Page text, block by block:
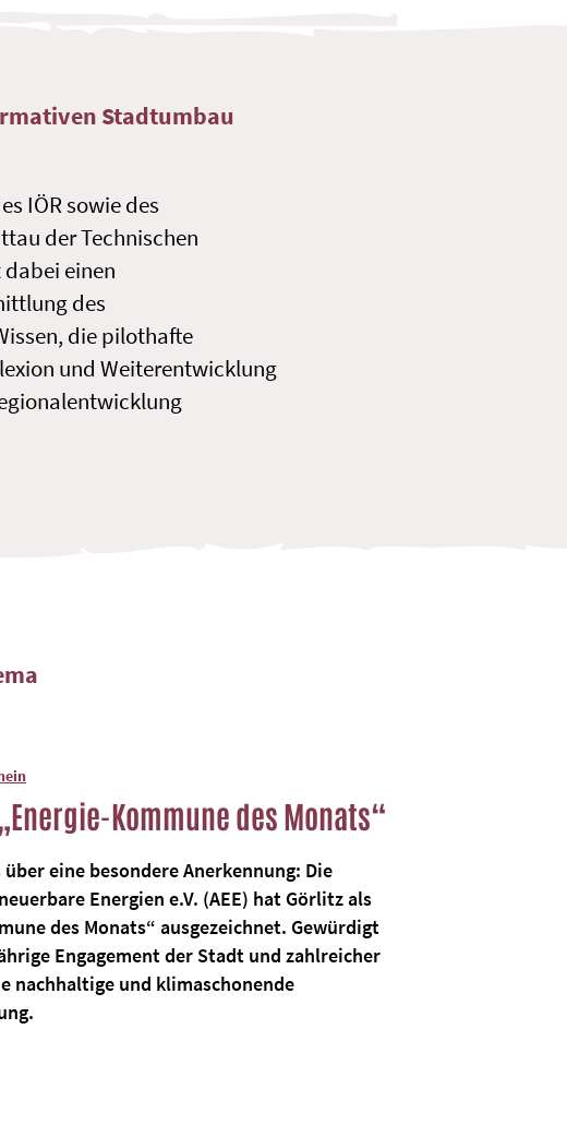
Stadtumbau
IÖR sowie des
der Technischen
einen
des
die pilothafte
und Weiterentwicklung
Kommune des Monats“
eine besondere Anerkennung: Die
Energien e.V. (AEE) hat Görlitz als
des Monats“ ausgezeichnet. Gewürdigt
Engagement der Stadt und zahlreicher
nachhaltige und klimaschonende